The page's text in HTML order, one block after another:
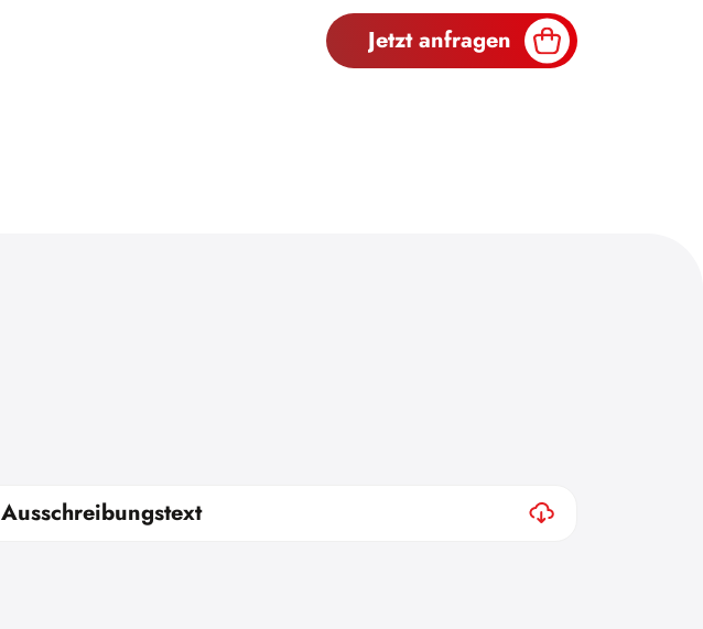
Jetzt anfragen
Ausschreibungstext